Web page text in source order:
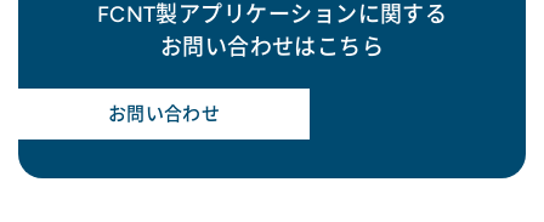
FCNT製アプリケーションに関する
お問い合わせはこちら
お問い合わせ